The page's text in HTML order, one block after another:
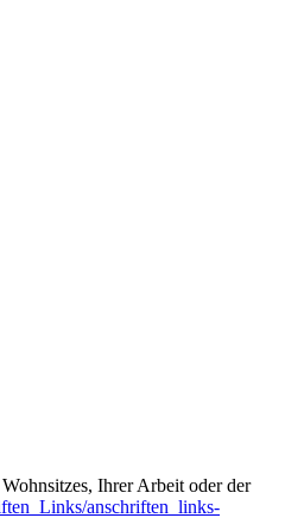
Ihrer Arbeit oder der
anschriften_links-